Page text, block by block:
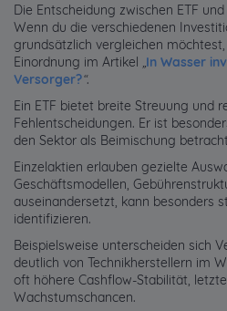
Die Entscheidung zwischen ETF
Wenn du die verschiedenen
grundsätzlich vergleichen
Einordnung im Artikel „In Wasser
Versorger?“.
Ein ETF bietet breite Streuung und
Fehlentscheidungen. Er ist
den Sektor als Beimischung
Einzelaktien erlauben gezielte
Geschäftsmodellen,
auseinandersetzt, kann besonders
identifizieren.
Beispielsweise unterscheiden sich
deutlich von Technikherstellern im
oft höhere Cashflow-Stabilität,
Wachstumschancen.